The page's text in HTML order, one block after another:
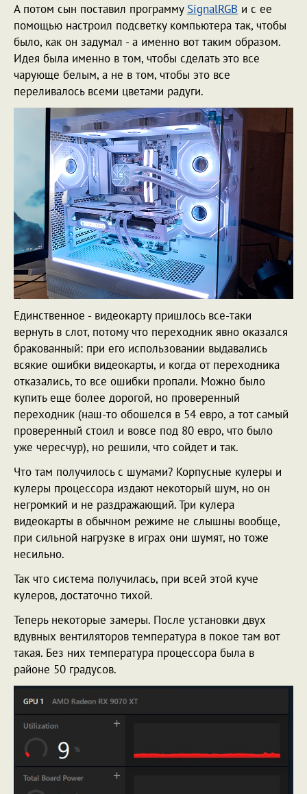
А потом сын поставил программу SignalRGB и с ее
помощью настроил подсветку компьютера так, чтобы
было, как он задумал - а именно вот таким образом.
Идея была именно в том, чтобы сделать это все
чарующе белым, а не в том, чтобы это все
переливалось всеми цветами радуги.
Единственное - видеокарту пришлось все-таки
вернуть в слот, потому что переходник явно оказался
бракованный: при его использовании выдавались
всякие ошибки видеокарты, и когда от переходника
отказались, то все ошибки пропали. Можно было
купить еще более дорогой, но проверенный
переходник (наш-то обошелся в 54 евро, а тот самый
проверенный стоил и вовсе под 80 евро, что было
уже чересчур), но решили, что сойдет и так.
Что там получилось с шумами? Корпусные кулеры и
кулеры процессора издают некоторый шум, но он
негромкий и не раздражающий. Три кулера
видеокарты в обычном режиме не слышны вообще,
при сильной нагрузке в играх они шумят, но тоже
несильно.
Так что система получилась, при всей этой куче
кулеров, достаточно тихой.
Теперь некоторые замеры. После установки двух
вдувных вентиляторов температура в покое там вот
такая. Без них температура процессора была в
районе 50 градусов.